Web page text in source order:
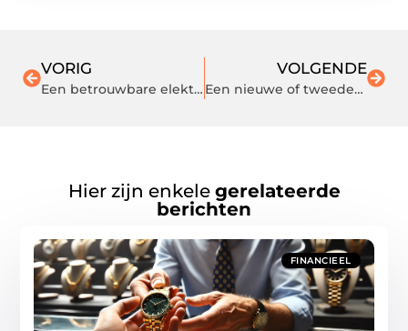
VORIG
Een betrouwbare elektricien vinden
VOLGENDE
Een nieuwe of tweedehands Kioti-tractor of Limpar-ruwterreinmaaier
Hier zijn enkele gerelateerde
berichten
FINANCIEEL